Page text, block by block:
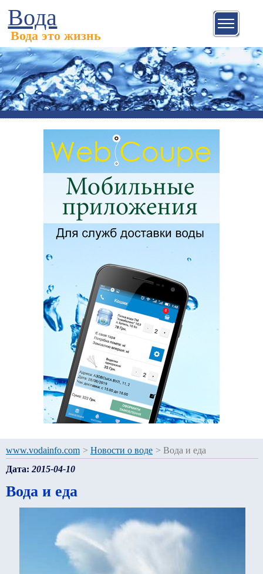
Вода
Вода это жизнь
www.vodainfo.com > Новости о воде > Вода и еда
Дата: 2015-04-10
Вода и еда